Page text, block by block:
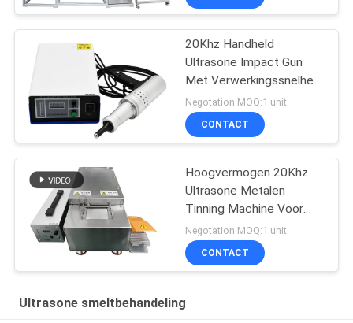
20Khz Handheld
Ultrasone Impact Gun
Met Verwerkingssnelheid
≥500mm/min En 1500w
Vermogen
Negotation MOQ:1 unit
CONTACT
Hoogvermogen 20Khz
Ultrasone Metalen
Tinning Machine Voor
Batterije Elektrode
Lassen
Negotation MOQ:1 unit
CONTACT
Ultrasone smeltbehandeling